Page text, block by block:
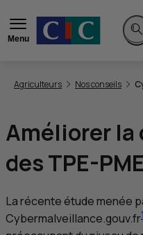
Menu
Agriculteurs Nos conseils
Améliorer
desTPE-PME
La récente étude menée
Cybermalveillance.gouv.fr1